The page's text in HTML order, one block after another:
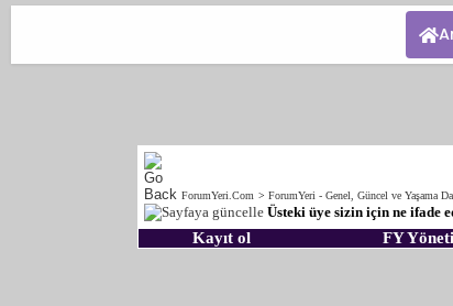
ForumYeri.Com >ForumYeri - Genel, Güncel ve Yaşama
Üsteki üye sizin için ne ifade
Kayıt ol FY